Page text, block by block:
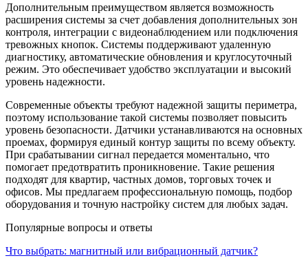
Дополнительным преимуществом является возможность
расширения системы за счет добавления дополнительных зон
контроля, интеграции с видеонаблюдением или подключения
тревожных кнопок. Системы поддерживают удаленную
диагностику, автоматические обновления и круглосуточный
режим. Это обеспечивает удобство эксплуатации и высокий
уровень надежности.
Современные объекты требуют надежной защиты периметра,
поэтому использование такой системы позволяет повысить
уровень безопасности. Датчики устанавливаются на основных
проемах, формируя единый контур защиты по всему объекту.
При срабатывании сигнал передается моментально, что
помогает предотвратить проникновение. Такие решения
подходят для квартир, частных домов, торговых точек и
офисов. Мы предлагаем профессиональную помощь, подбор
оборудования и точную настройку систем для любых задач.
Популярные вопросы и ответы
Что выбрать: магнитный или вибрационный датчик?